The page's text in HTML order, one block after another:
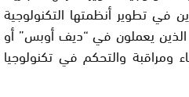
تطوير أنظمتها التكنولوجية
يعملون في “ديف أوبس” أو
ومراقبة والتحكم في تكنولوجيا